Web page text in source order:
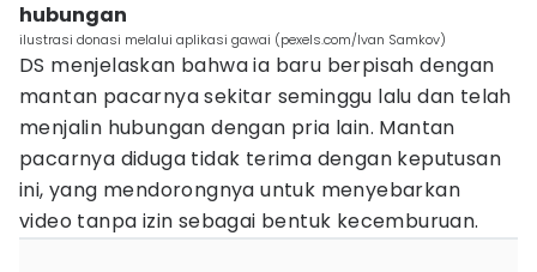
hubungan
ilustrasi donasi melalui aplikasi gawai (pexels.com/Ivan Samkov)
DS menjelaskan bahwa ia baru berpisah dengan
mantan pacarnya sekitar seminggu lalu dan telah
menjalin hubungan dengan pria lain. Mantan
pacarnya diduga tidak terima dengan keputusan
ini, yang mendorongnya untuk menyebarkan
video tanpa izin sebagai bentuk kecemburuan.